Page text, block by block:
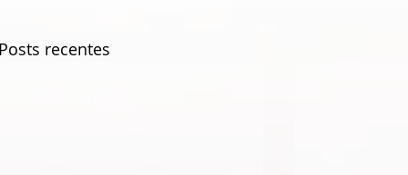
recentes